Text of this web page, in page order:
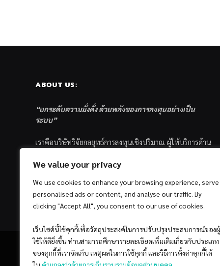
We value your privacy
We use cookies to enhance your browsing experience, serve
personalised ads or content, and analyse our traffic. By
clicking "Accept All", you consent to our use of cookies.
เว็บไซต์นี้ใช้คุกกี้เพื่อวัตถุประสงค์ในการปรับปรุงประสบการณ์ของผู้
ใช้ให้ดียิ่งขึ้น ท่านสามารถศึกษารายละเอียดเพิ่มเติมเกี่ยวกับประเภท
ของคุกกี้ที่เราจัดเก็บ เหตุผลในการใช้คุกกี้ และวิธีการตั้งค่าคุกกี้ได้
ABOUT US:
“ยกระดับความมั่งคั่ง ด้วยพลังของการลงทุนอย่างเป็น
ระบบ”
เราคือบริษัทวิจัยกลยุทธ์การลงทุนเชิงปริมาณ ผู้ให้บริการด้าน
ส่วนบุคคล ซึ่งมีเป้าหมายที่จะช่วยเหลือให้นักลงทุนไทย
ด้วยแนวคิดและกระบวนการลงทุนอย่างเป็นระบบแบบ
Quantitative & Systematic Investing